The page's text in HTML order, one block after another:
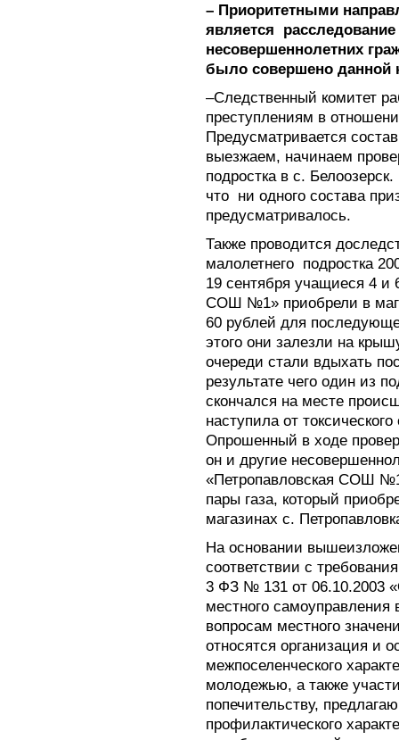
– Приоритетными
является
несовершеннолетних
было совершено данной
–Следственный комитет
преступлениям в
Предусматривается
выезжаем, начинаем
подростка в с.
что ни одного состава
предусматривалось.
Также проводится
малолетнего подростка
19 сентября учащиеся 4 и
СОШ №1» приобрели в
60 рублей для
этого они залезли на
очереди стали вдыхать
результате чего один из
скончался на месте
наступила от
Опрошенный в ходе
он и другие
«Петропавловская СОШ
пары газа, который
магазинах с.
На основании
соответствии с
3 ФЗ № 131 от 06.10.2003
местного
вопросам местного
относятся организация и
межпоселенческого
молодежью, а также
попечительству,
профилактического